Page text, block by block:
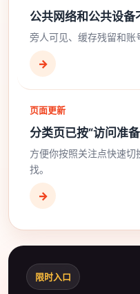
公共网络和公共设备
旁人可见、缓存残留和账
→
页面更新
分类页已按“访问准
方便你按照关注点快速
找。
→
限时入口